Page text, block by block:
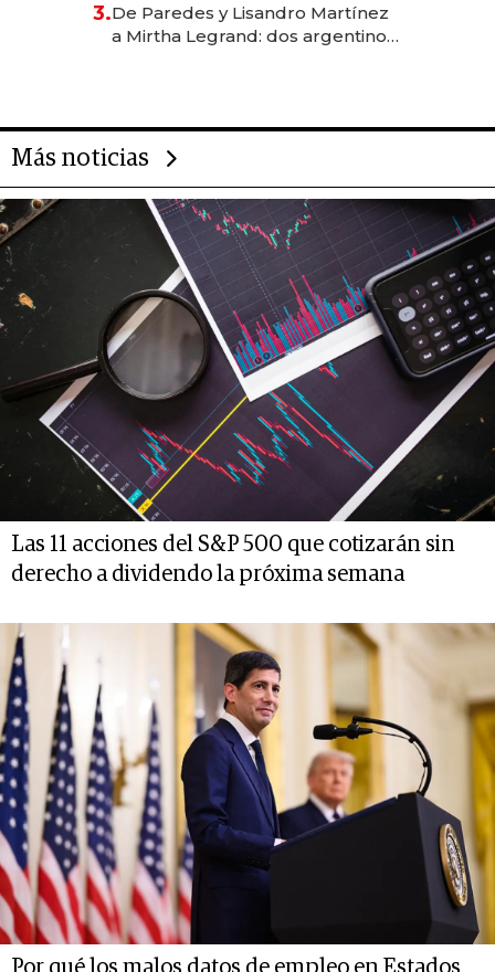
las marcas "fast premium"
3.De Paredes y Lisandro Martínez
a Mirtha Legrand: dos argentinos
Más noticias
Las 11 acciones del S&P 500 que cotizarán sin
derecho a dividendo la próxima semana
Por qué los malos datos de empleo en Estados